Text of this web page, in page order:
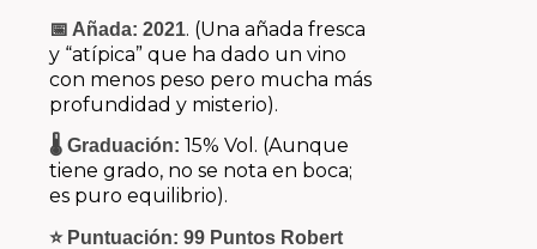
📅 Añada: 2021. (Una añada fresca
y “atípica” que ha dado un vino
con menos peso pero mucha más
profundidad y misterio).
🌡️ Graduación: 15% Vol. (Aunque
tiene grado, no se nota en boca;
es puro equilibrio).
⭐ Puntuación: 99 Puntos Robert